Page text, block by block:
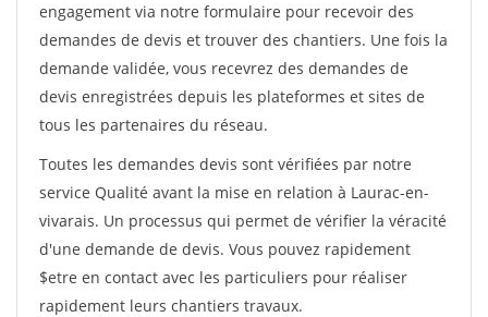
engagement via notre formulaire pour recevoir des
demandes de devis et trouver des chantiers. Une fois la
demande validée, vous recevrez des demandes de
devis enregistrées depuis les plateformes et sites de
tous les partenaires du réseau.
Toutes les demandes devis sont vérifiées par notre
service Qualité avant la mise en relation à Laurac-en-
vivarais. Un processus qui permet de vérifier la véracité
d'une demande de devis. Vous pouvez rapidement
$etre en contact avec les particuliers pour réaliser
rapidement leurs chantiers travaux.